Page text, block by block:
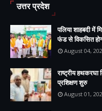
उत्तर प्रदेश
पलिया शाहबदी में
फंड से विकसित
August 04,
राष्ट्रीय
प्रशिक्षण शुरु
August 01,